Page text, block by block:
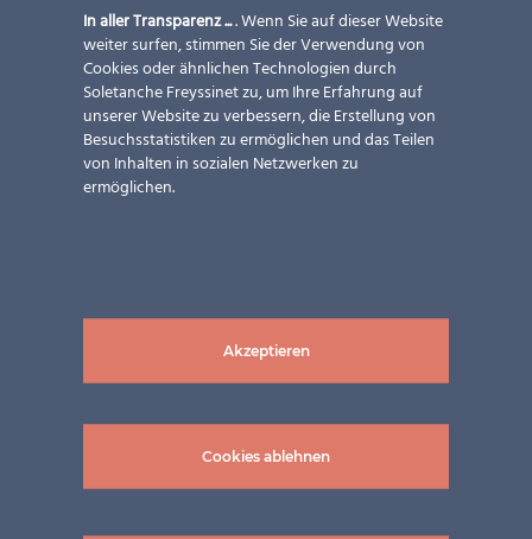
In aller Transparenz .... Wenn Sie auf dieser Website
weiter surfen, stimmen Sie der Verwendung von
Cookies oder ähnlichen Technologien durch
Soletanche Freyssinet zu, um Ihre Erfahrung auf
unserer Website zu verbessern, die Erstellung von
Besuchsstatistiken zu ermöglichen und das Teilen
von Inhalten in sozialen Netzwerken zu
ermöglichen.
Akzeptieren
Cookies ablehnen